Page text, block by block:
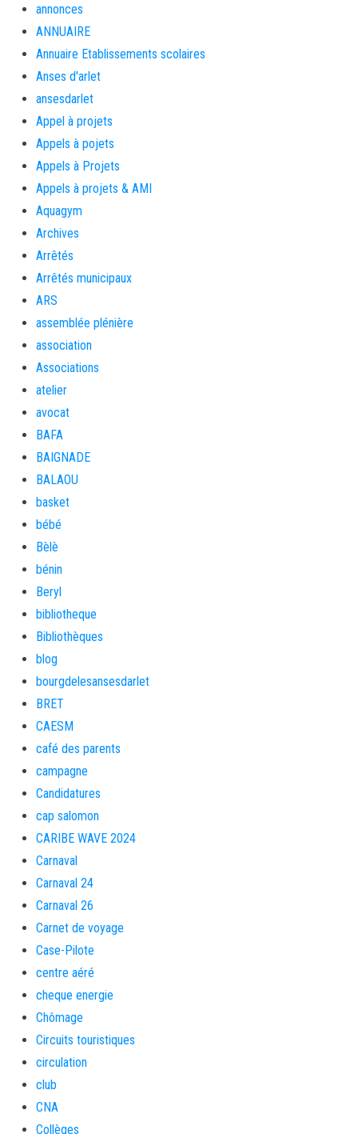
annonces
ANNUAIRE
Annuaire Etablissements scolaires
Anses d'arlet
ansesdarlet
Appel à projets
Appels à pojets
Appels à Projets
Appels à projets & AMI
Aquagym
Archives
Arrêtés
Arrêtés municipaux
ARS
assemblée plénière
association
Associations
atelier
avocat
BAFA
BAIGNADE
BALAOU
basket
bébé
Bèlè
bénin
Beryl
bibliotheque
Bibliothèques
blog
bourgdelesansesdarlet
BRET
CAESM
café des parents
campagne
Candidatures
cap salomon
CARIBE WAVE 2024
Carnaval
Carnaval 24
Carnaval 26
Carnet de voyage
Case-Pilote
centre aéré
cheque energie
Chômage
Circuits touristiques
circulation
club
CNA
Collèges